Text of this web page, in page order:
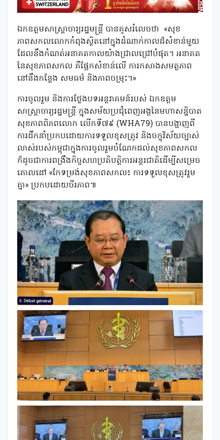
ឯកឧត្តមសាស្រ្តាចារ្យរដ្ឋមន្រ្តី បានគូសរំលេចថា «សុខ
ភាពសកលលោកកំពុងស្ថិតនៅក្នុងដំណាក់កាលដ៏សំខាន់មួយ
ដែលនឹងកំណត់អនាគតកាលយ៉ាងជ្រាលជ្រៅបំផុត។ អនាគត
នៃសុខភាពសកល គឺផ្អែកសំខាន់លើ ការកសាងសមត្ថភាព
នៅនឹងកន្លែង សមធម៌ និងភាពចម្រុះ។»
ការចូលរួម និងការថ្លែងបទអន្តរាគមន៍របស់ ឯកឧត្តម
សាស្ត្រាចារ្យរដ្ឋមន្ត្រី ក្នុងសម័យប្រជុំពេញអង្គនៃមហាសន្និបាត
សុខភាពពិភពលោក លើកទី៧៩ (WHA79) បានបង្ហាញពី
ការដឹកនាំប្រកបដោយការទទួលខុសត្រូវ និងចក្ខុវិស័យច្បាស់
លាស់របស់កម្ពុជាក្នុងការចូលរួមចំណែកដល់សុខភាពសកល
ក៏ដូចជាការពង្រឹងកិច្ចសហប្រតិបត្តិការអន្តរជាតិដើម្បីសម្រេច
គោលដៅ «កែទម្រង់សុខភាពសកល៖ ការទទួលខុសត្រូវរួម
គ្នា» ប្រកបដោយចីរភាព៕